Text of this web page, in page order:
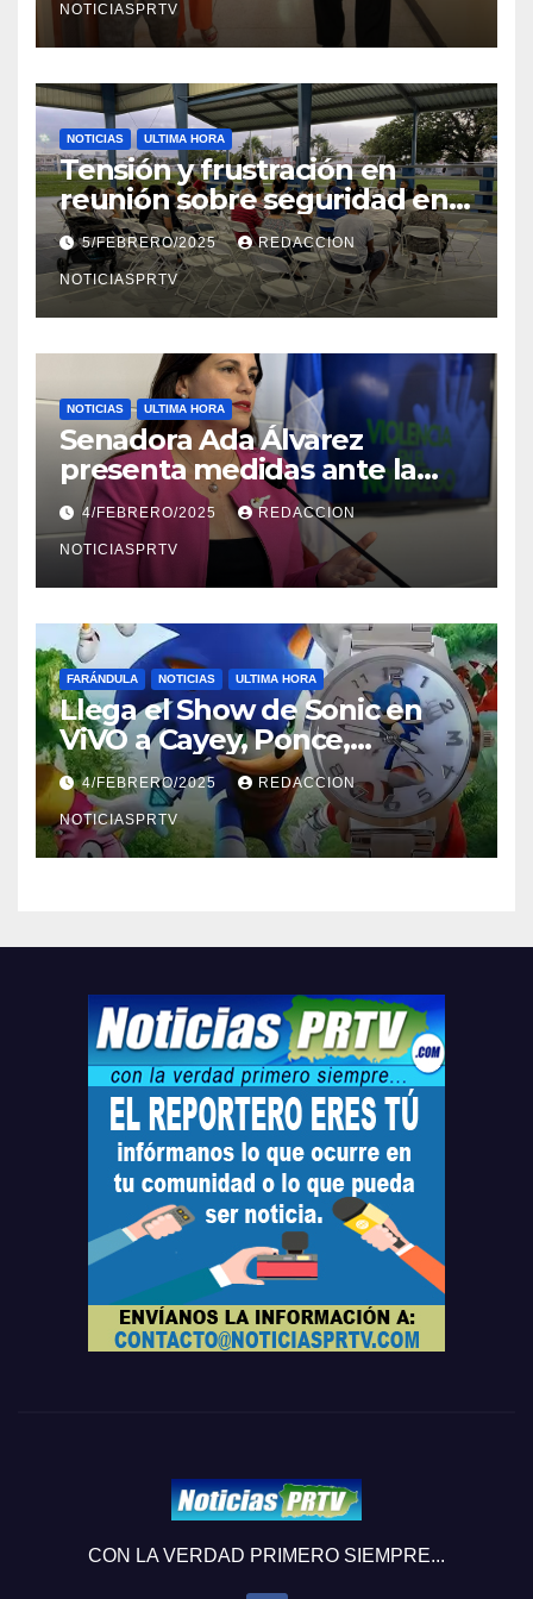
NOTICIASPRTV
NOTICIAS ULTIMA HORA
Tensión y frustración en
reunión sobre seguridad en
Reparto Metropolitano
5/FEBRERO/2025 REDACCION
NOTICIASPRTV
NOTICIAS ULTIMA HORA
Senadora Ada Álvarez
presenta medidas ante la
violencia en el noviazgo
4/FEBRERO/2025 REDACCION
NOTICIASPRTV
FARÁNDULA NOTICIAS ULTIMA HORA
Llega el Show de Sonic en
ViVO a Cayey, Ponce,
Barceloneta y Humacao,
Relojes gratis para el que
compre ahora….
4/FEBRERO/2025 REDACCION
NOTICIASPRTV
CON LA VERDAD PRIMERO SIEMPRE...